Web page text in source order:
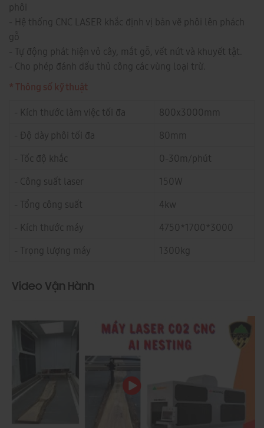
phôi
- Hệ thống CNC LASER khắc định vị bản vẽ phôi lên phách
gỗ
- Tự động phát hiện vỏ cây, mắt gỗ, vết nứt và khuyết tật.
- Cho phép đánh dấu thủ công các vùng loại trừ.
* Thông số kỹ thuật
- Kích thước làm việc tối đa
800x3000mm
- Độ dày phôi tối đa
80mm
- Tốc độ khắc
0-30m/phút
- Công suất laser
150W
- Tổng công suất
4kw
- Kích thước máy
4750*1700*3000
- Trọng lượng máy
1300kg
Video Vận Hành